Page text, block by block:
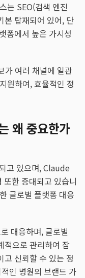
는 SEO(검색 엔진
본 탑재되어 있어, 단
폼에서 높은 가시성
가 여러 채널에 일관
원하여, 효율적인 정
왜 중요한가
고 있으며, Claude
한 증대되고 있습니
글로벌 플랫폼 대응
대응하며, 글로벌
적으로 관리하여 잠
고 신뢰할 수 있는 정
인 병원의 브랜드 가